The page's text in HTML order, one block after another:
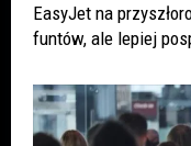
EasyJet na
funtów, ale lepiej